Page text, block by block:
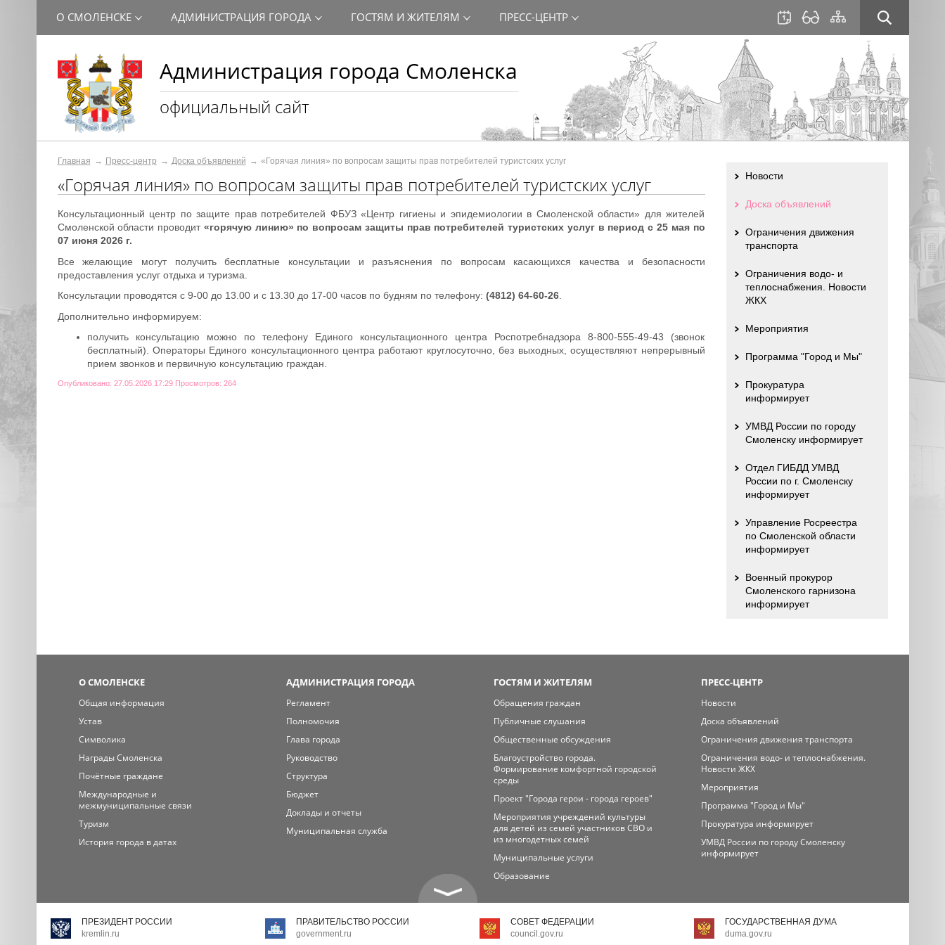
Администрация города Смоленска
официальный сайт
О СМОЛЕНСКЕ АДМИНИСТРАЦИЯ ГОРОДА ГОСТЯМ И ЖИТЕЛЯМ ПРЕСС-ЦЕНТР
Главная Пресс-центр Доска объявлений «Горячая линия» по вопросам защиты прав потребителей туристских услуг
«Горячая линия» по вопросам защиты прав потребителей туристских услуг
Консультационный центр по защите прав потребителей ФБУЗ «Центр гигиены и эпидемиологии в Смоленской области» для жителей
Смоленской области проводит«горячую линию» по вопросам защиты прав потребителей туристских услуг в период с 25 мая по
07 июня 2026 г.
Все желающие могут получить бесплатные консультации и разъяснения по вопросам касающихся качества и безопасности
предоставления услуг отдыха и туризма.
Консультации проводятся с 9-00 до 13.00 и с 13.30 до 17-00 часов по будням по телефону: (4812) 64-60-26.
Дополнительно информируем:
получить консультацию можно по телефону Единого консультационного центра Роспотребнадзора 8-800-555-49-43 (звонок
бесплатный). Операторы Единого консультационного центра работают круглосуточно, без выходных, осуществляют непрерывный
прием звонков и первичную консультацию граждан.
Опубликовано: 27.05.2026 17:29 Просмотров: 264
Новости
Доска объявлений
Ограничения движения
транспорта
Ограничения водо- и
теплоснабжения. Новости
ЖКХ
Мероприятия
Программа "Город и Мы"
Прокуратура
информирует
УМВД России по городу
Смоленску информирует
Отдел ГИБДД УМВД
России по г. Смоленску
информирует
Управление Росреестра
по Смоленской области
информирует
Военный прокурор
Смоленского гарнизона
информирует
О СМОЛЕНСКЕ
Общая информация
Устав
Символика
Награды Смоленска
Почётные граждане
Международные и
межмуниципальные связи
Туризм
История города в датах
АДМИНИСТРАЦИЯ ГОРОДА
Регламент
Полномочия
Глава города
Руководство
Структура
Бюджет
Доклады и отчеты
Муниципальная служба
ГОСТЯМ И ЖИТЕЛЯМ
Обращения граждан
Публичные слушания
Общественные обсуждения
Благоустройство города.
Формирование комфортной городской
среды
Проект "Города герои - города героев"
Мероприятия учреждений культуры
для детей из семей участников СВО и
из многодетных семей
Муниципальные услуги
Образование
ПРЕСС-ЦЕНТР
Новости
Доска объявлений
Ограничения движения транспорта
Ограничения водо- и теплоснабжения.
Новости ЖКХ
Мероприятия
Программа "Город и Мы"
Прокуратура информирует
УМВД России по городу Смоленску
информирует
ПРЕЗИДЕНТ РОССИИ
kremlin.ru
ПРАВИТЕЛЬСТВО РОССИИ
government.ru
СОВЕТ ФЕДЕРАЦИИ
council.gov.ru
ГОСУДАРСТВЕННАЯ ДУМА
duma.gov.ru